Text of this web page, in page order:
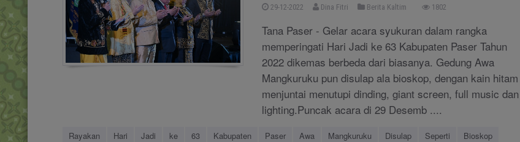
29-12-2022 Dina Fitri Berita Kaltim 1802
Tana Paser - Gelar acara syukuran dalam rangka
memperingati Hari Jadi ke 63 Kabupaten Paser Tahun
2022 dikemas berbeda dari biasanya. Gedung Awa
Mangkuruku pun disulap ala bioskop, dengan kain hitam
menjuntai menutupi dinding, giant screen, full music dan
lighting.Puncak acara di 29 Desemb ....
Rayakan Hari Jadi ke 63 Kabupaten Paser Awa Mangkuruku Disulap Seperti Bioskop